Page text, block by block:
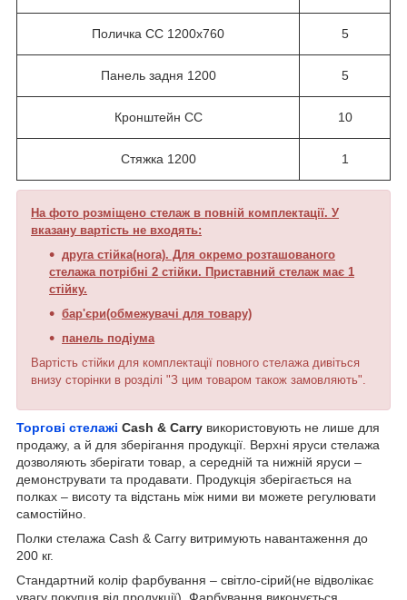
Поличка СС 1200х760 5
Панель задня 1200 5
Кронштейн СС 10
Стяжка 1200 1
На фото розміщено стелаж в повній комплектації. У
вказану вартість не входять:
друга стійка(нога). Для окремо розташованого
стелажа потрібні 2 стійки. Приставний стелаж має 1
стійку.
бар'єри(обмежувачі для товару)
панель подіума
Вартість стійки для комплектації повного стелажа дивіться
внизу сторінки в розділі "З цим товаром також замовляють".
Торгові стелажі Cash & Carry використовують не лише для
продажу, а й для зберігання продукції. Верхні яруси стелажа
дозволяють зберігати товар, а середній та нижній яруси –
демонструвати та продавати. Продукція зберігається на
полках – висоту та відстань між ними ви можете регулювати
самостійно.
Полки стелажа Cash & Carry витримують навантаження до
200 кг.
Стандартний колір фарбування – світло-сірий(не відволікає
увагу покупця від продукції). Фарбування виконується